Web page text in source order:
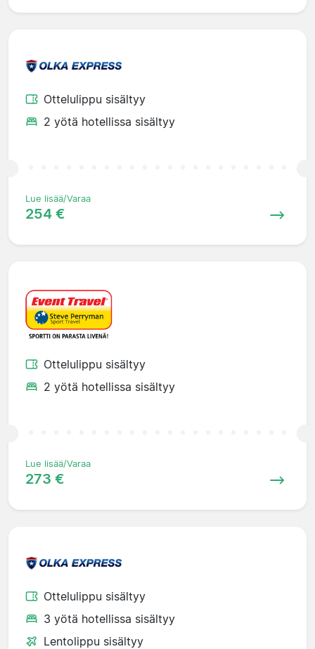
Ottelulippu sisältyy
2 yötä hotellissa sisältyy
Lue lisää/Varaa
254 €
Ottelulippu sisältyy
2 yötä hotellissa sisältyy
Lue lisää/Varaa
273 €
Ottelulippu sisältyy
3 yötä hotellissa sisältyy
Lentolippu sisältyy